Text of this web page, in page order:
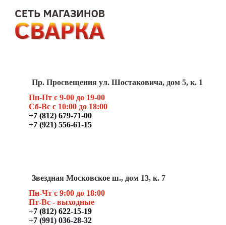
Пр. Просвещения ул. Шостаковича, дом 5, к. 1
Пн-Пт с 9-00 до 19-00
Сб-Вс с 10:00 до 18:00
+7 (812) 679-71-00
+7 (921) 556-61-15
Звездная Московское ш., дом 13, к. 7
Пн-Чт с 9:00 до 18:00
Пт-Вс - выходные
+7 (812) 622-15-19
+7 (991) 036-28-32